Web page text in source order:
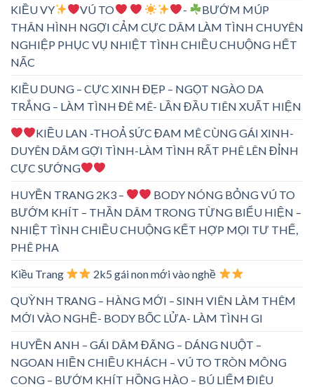
KIỀU VY
VÚ TO -
BƯỚM MÚP
THÂN HÌNH NGỢI CẢM CỰC DÂM LÀM TÌNH CHUYÊN
NGHIỆP PHỤC VỤ NHIỆT TÌNH CHIỀU CHUỘNG HẾT
NẤC
KIỀU DUNG – CỰC XINH ĐẸP – NGỌT NGÀO DA
TRẮNG – LÀM TÌNH ĐÊ MÊ- LẦN ĐẦU TIÊN XUẤT HIỆN
KIỀU LAN -THOẢ SỨC ĐAM MÊ CÙNG GÁI XINH-
DUYÊN DÂM GỢI TÌNH-LÀM TÌNH RẤT PHÊ LÊN ĐỈNH
CỰC SƯỚNG
HUYỀN TRANG 2K3 –
BODY NÓNG BỎNG VÚ TO
BƯỚM KHÍT – THẦN DÂM TRONG TỪNG BIỂU HIỆN –
NHIỆT TÌNH CHIỀU CHUỘNG KẾT HỢP MỌI TƯ THẾ,
PHÊ PHA
Kiều Trang
2k5 gái non mới vào nghề
QUỲNH TRANG – HÀNG MỚI – SINH VIÊN LÀM THÊM
MỚI VÀO NGHỀ- BODY BỐC LỬA- LÀM TÌNH GI
HUYỀN ANH – GÁI DÂM ĐÃNG – DÁNG NUỘT –
NGOAN HIỀN CHIỀU KHÁCH – VÚ TO TRÒN MÔNG
CONG – BƯỚM KHÍT HỒNG HÀO – BÚ LIẾM ĐIÊU